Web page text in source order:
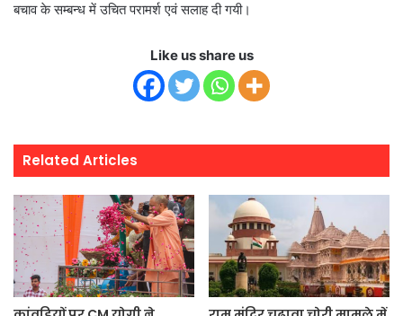
बचाव के सम्बन्ध में उचित परामर्श एवं सलाह दी गयी।
Like us share us
Related Articles